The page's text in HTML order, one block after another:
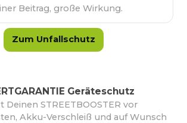
Beitrag, große Wirkung.
Zum Unfallschutz
Geräteschutz
Deinen STREETBOOSTER vor
Akku-Verschleiß und auf Wunsch